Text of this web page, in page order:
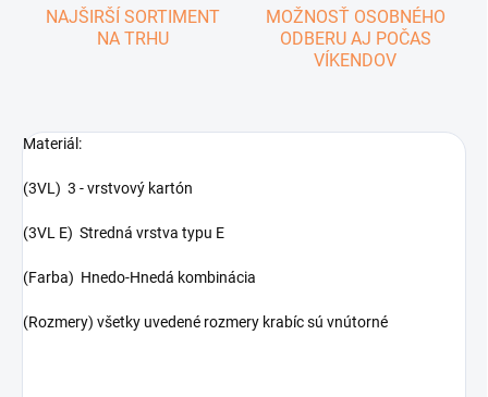
NAJŠIRŠÍ SORTIMENT
NA TRHU
MOŽNOSŤ OSOBNÉHO
ODBERU AJ POČAS
VÍKENDOV
Materiál:
(3VL) 3 - vrstvový kartón
(3VL E) Stredná vrstva typu E
(Farba) Hnedo-Hnedá kombinácia
(Rozmery) všetky uvedené rozmery krabíc sú vnútorné